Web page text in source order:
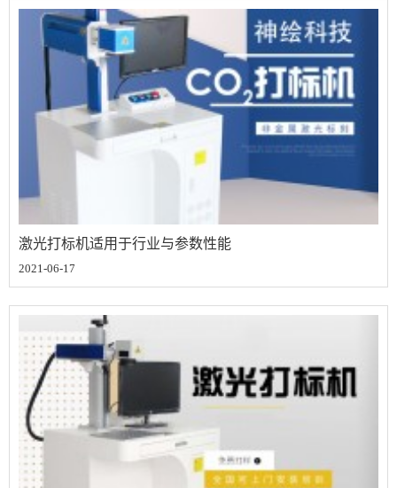
激光打标机适用于行业与参数性能
2021-06-17